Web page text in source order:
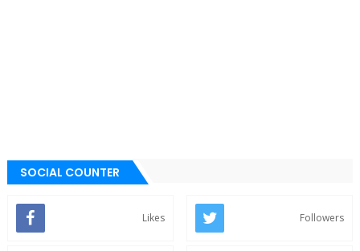
SOCIAL COUNTER
Likes Followers